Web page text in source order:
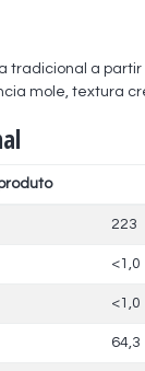
tradicional a
mole, textura
223
<1,0
<1,0
64,3